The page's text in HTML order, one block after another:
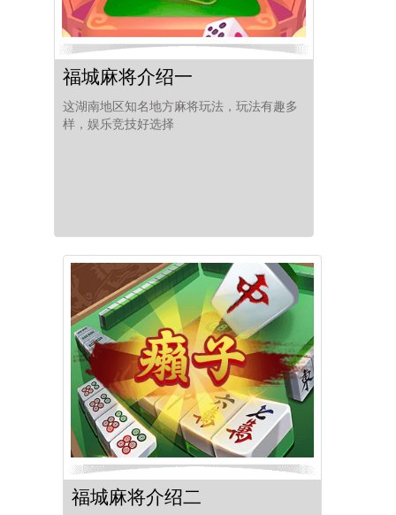
福城麻将介绍一
这湖南地区知名地方麻将玩法，玩法有趣多
样，娱乐竞技好选择
福城麻将介绍二